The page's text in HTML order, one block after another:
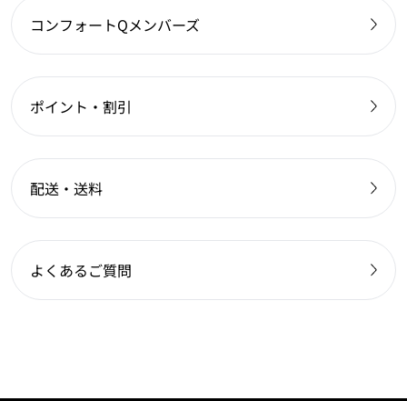
コンフォートQメンバーズ
ポイント・割引
配送・送料
よくあるご質問